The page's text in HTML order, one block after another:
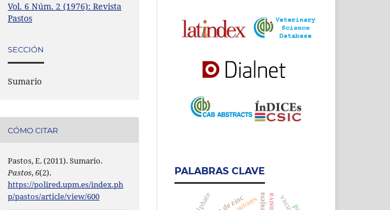
Vol. 6 Núm. 2 (1976): Revista
Pastos
SECCIÓN
Sumario
CÓMO CITAR
Pastos, E. (2011). Sumario.
Pastos,6(2).
https://polired.upm.es/index.ph
p/pastos/article/view/600
PALABRAS CLAVE